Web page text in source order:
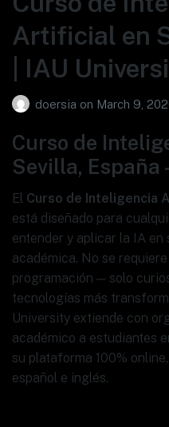
Artificial en
| IAU
doersia on March 9,
Curso de
Sevilla, España
El Curso de Inteligencia
está diseñado para
entender y aplicar la IA en
académica. No se
programación — solo
tecnologías más
University extiende con
académico a estudiantes
su plataforma 100%
español e inglés.